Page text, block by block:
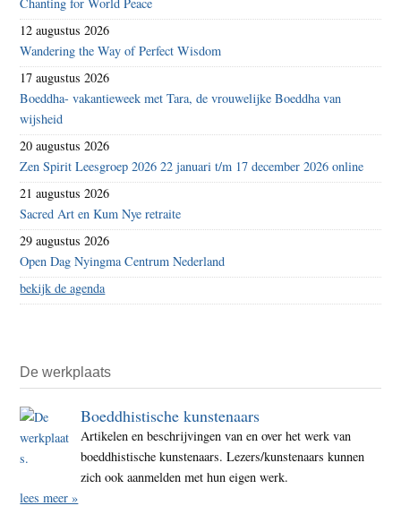
Chanting for World Peace
12 augustus 2026
Wandering the Way of Perfect Wisdom
17 augustus 2026
Boeddha- vakantieweek met Tara, de vrouwelijke Boeddha van
wijsheid
20 augustus 2026
Zen Spirit Leesgroep 2026 22 januari t/m 17 december 2026 online
21 augustus 2026
Sacred Art en Kum Nye retraite
29 augustus 2026
Open Dag Nyingma Centrum Nederland
bekijk de agenda
De werkplaats
Boeddhistische kunstenaars
Artikelen en beschrijvingen van en over het werk van
boeddhistische kunstenaars. Lezers/kunstenaars kunnen
zich ook aanmelden met hun eigen werk.
lees meer »